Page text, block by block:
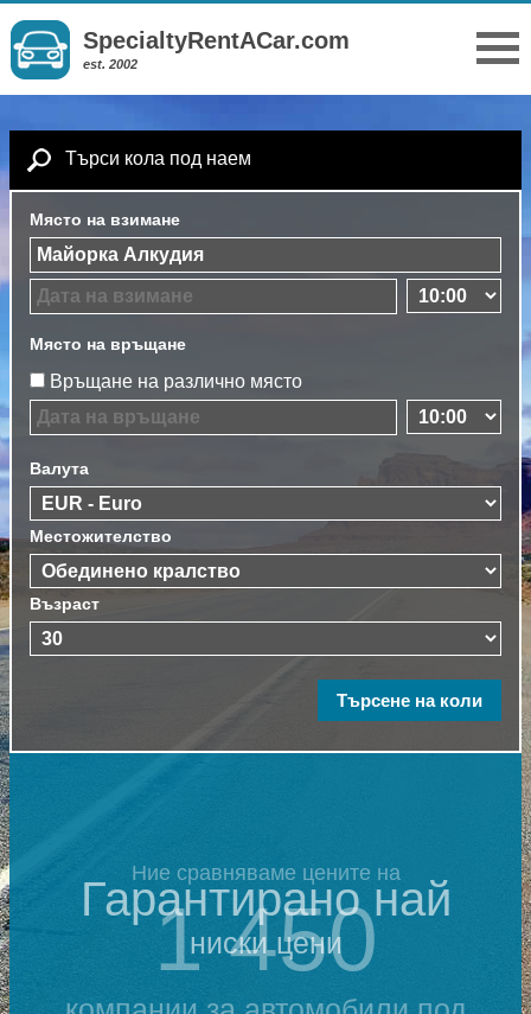
SpecialtyRentACar.com
est. 2002
Търси кола под наем
Място на взимане
Място на връщане
Връщане на различно място
Валута
Местожителство
Възраст
Ние сравняваме цените на
1 450
Гарантирано най
ниски цени